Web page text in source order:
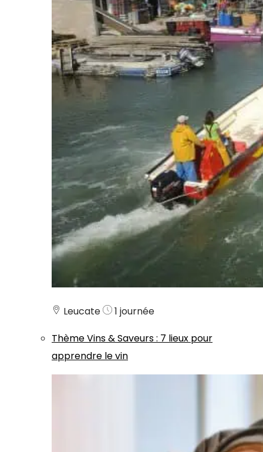
Leucate
1 journée
ThèmeVins & Saveurs: 7 lieux pour
apprendre le vin